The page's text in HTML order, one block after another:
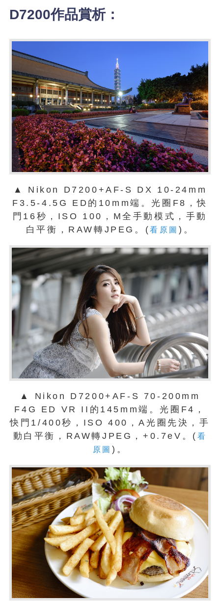
D7200作品賞析：
▲ Nikon D7200+AF-S DX 10-24mm
F3.5-4.5G ED的10mm端。光圈F8，快
門16秒，ISO 100，M全手動模式，手動
白平衡，RAW轉JPEG。(看原圖 )。
▲ Nikon D7200+AF-S 70-200mm
F4G ED VR II的145mm端。光圈F4，
快門1/400秒，ISO 400，A光圈先決，手
動白平衡，RAW轉JPEG，+0.7eV。( 看
原圖 )。